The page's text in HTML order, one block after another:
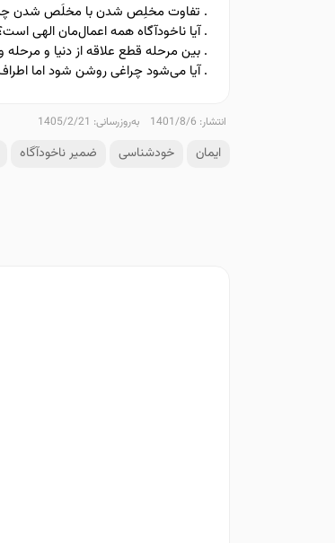
. تفاوت مخلِص شدن با مخلَص شدن
. آیا ناخودآگاه همه اعمال‌مان الهی
. بین مرحله قطع علاقه از دنیا و
. آیا می‌شود چراغی روشن شود اما
انتشار: 1401/8/6 به‌روزرسانی: 1405/2/21
ایمان خودشناسی ضمیر ناخودآگاه